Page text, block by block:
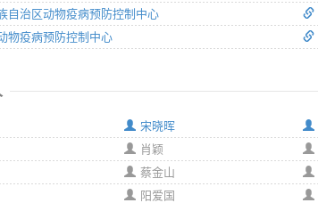
自治区动物疫病预防控制中心
物疫病预防控制中心
宋晓晖
肖颖
蔡金山
阳爱国